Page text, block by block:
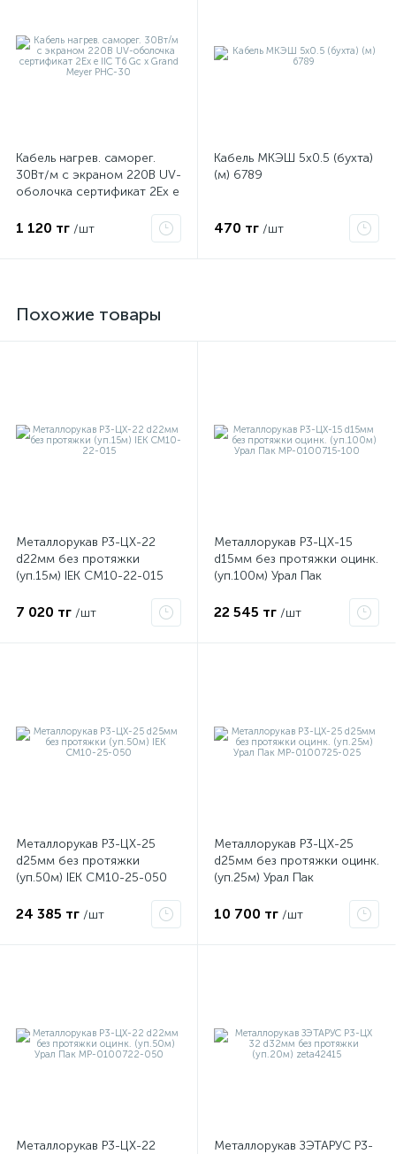
Кабель нагрев. саморег.
30Вт/м с экраном 220В UV-
оболочка сертификат 2Ex e
PHC-30
1 120 тг /шт
Кабель МКЭШ 5х0.5 (бухта)
(м) 6789
470 тг /шт
Похожие товары
Металлорукав Р3-ЦХ-22
d22мм без протяжки
(уп.15м) IEK CM10-22-015
7 020 тг /шт
Металлорукав Р3-ЦХ-15
d15мм без протяжки оцинк.
(уп.100м) Урал Пак
22 545 тг /шт
Металлорукав Р3-ЦХ-25
d25мм без протяжки
(уп.50м) IEK CM10-25-050
24 385 тг /шт
Металлорукав Р3-ЦХ-25
d25мм без протяжки оцинк.
(уп.25м) Урал Пак
10 700 тг /шт
Металлорукав Р3-ЦХ-22
Металлорукав ЗЭТАРУС Р3-